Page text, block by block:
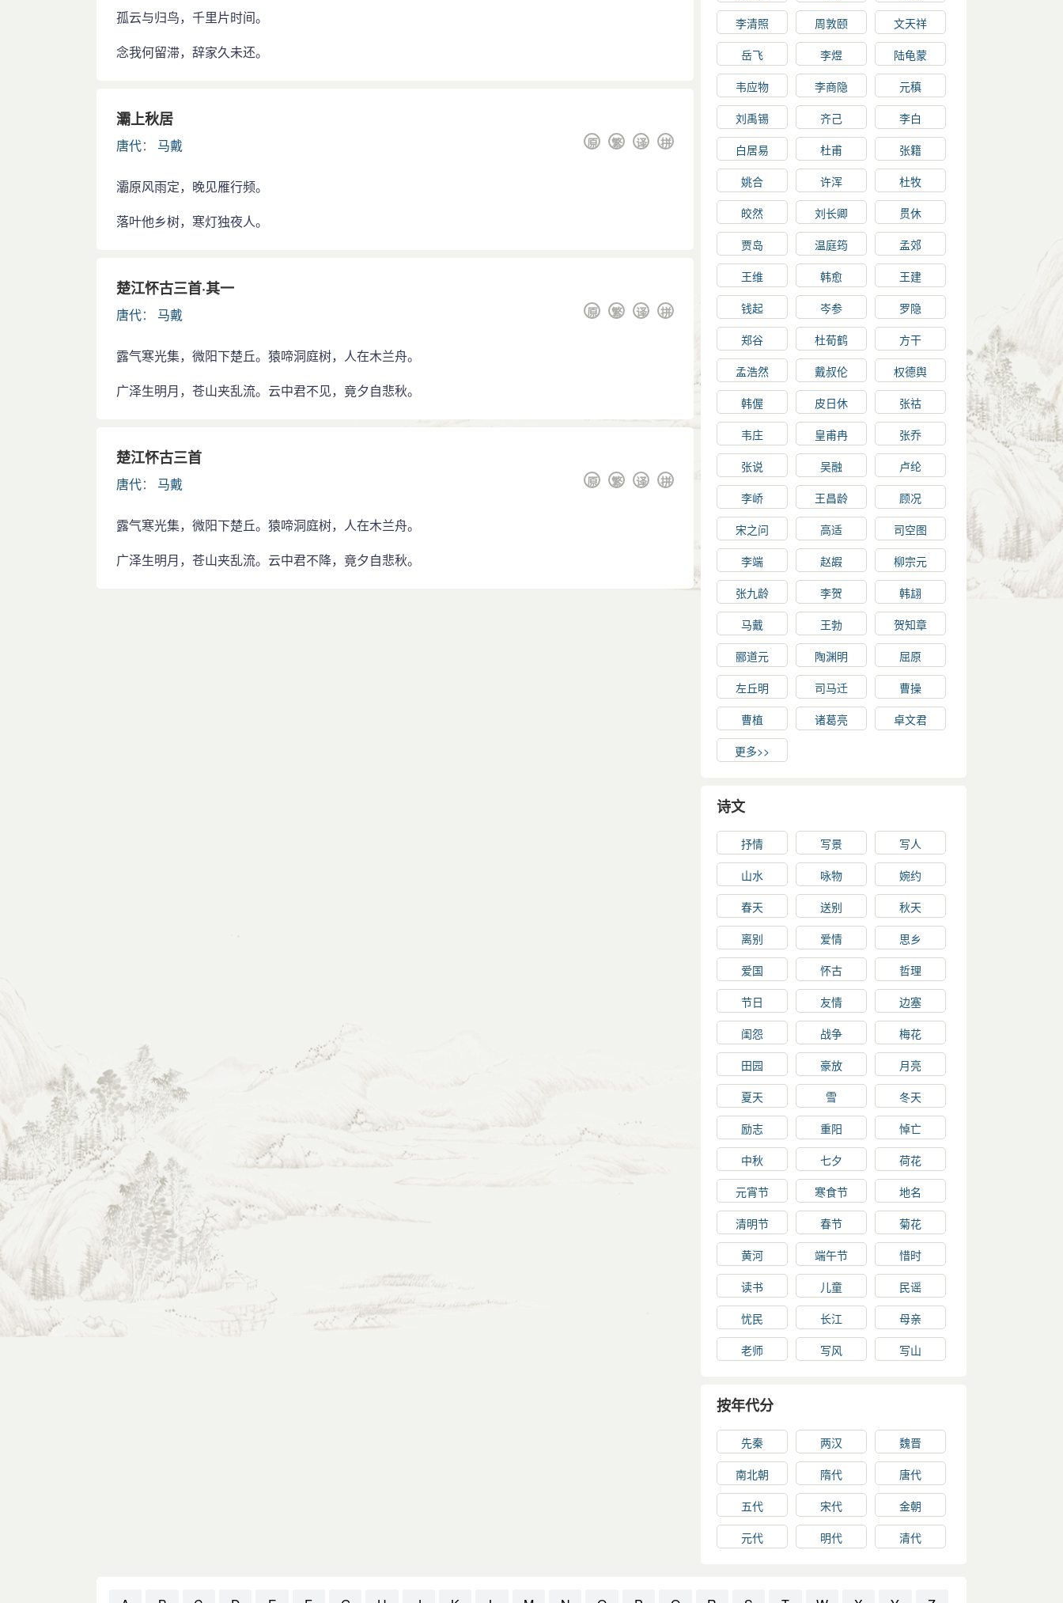
孤云与归鸟，千里片时间。
念我何留滞，辞家久未还。
灞上秋居
唐代： 马戴 拼
译
繁
原
灞原风雨定，晚见雁行频。
落叶他乡树，寒灯独夜人。
楚江怀古三首·其一
唐代： 马戴 拼
译
繁
原
露气寒光集，微阳下楚丘。猿啼洞庭树，人在木兰舟。
广泽生明月，苍山夹乱流。云中君不见，竟夕自悲秋。
楚江怀古三首
唐代： 马戴 拼
译
繁
原
露气寒光集，微阳下楚丘。猿啼洞庭树，人在木兰舟。
广泽生明月，苍山夹乱流。云中君不降，竟夕自悲秋。
李清照
周敦颐
文天祥
岳飞
李煜
陆龟蒙
韦应物
李商隐
元稹
刘禹锡
齐己
李白
白居易
杜甫
张籍
姚合
许浑
杜牧
皎然
刘长卿
贯休
贾岛
温庭筠
孟郊
王维
韩愈
王建
钱起
岑参
罗隐
郑谷
杜荀鹤
方干
孟浩然
戴叔伦
权德舆
韩偓
皮日休
张祜
韦庄
皇甫冉
张乔
张说
吴融
卢纶
李峤
王昌龄
顾况
宋之问
高适
司空图
李端
赵嘏
柳宗元
张九龄
李贺
韩翃
马戴
王勃
贺知章
郦道元
陶渊明
屈原
左丘明
司马迁
曹操
曹植
诸葛亮
卓文君
更多>>
诗文
抒情 写景
写人
山水
咏物
婉约
春天
送别
秋天
离别
爱情
思乡
爱国
怀古
哲理
节日
友情
边塞
闺怨
战争
梅花
田园
豪放
月亮
夏天
雪
冬天
励志
重阳
悼亡
中秋
七夕
荷花
元宵节
寒食节
地名
清明节
春节
菊花
黄河
端午节
惜时
读书
儿童
民谣
忧民
长江
母亲
老师
写风 写山
按年代分
先秦 两汉
魏晋
南北朝
隋代
唐代
五代
宋代
金朝
元代
明代 清代